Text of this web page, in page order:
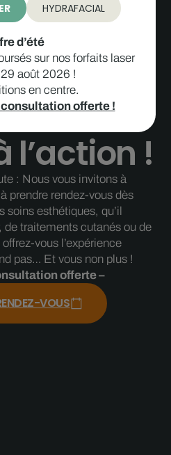
l’action !
: Nous vous invitons à
prendre rendez-vous dès
soins esthétiques, qu’il
de traitements cutanés ou de
vous l’expérience
pas… Et vous non plus !
offerte –
VOUS
HYDRAFACIAL
d’été
sur nos forfaits laser
29 août 2026 !
en centre.
offerte !